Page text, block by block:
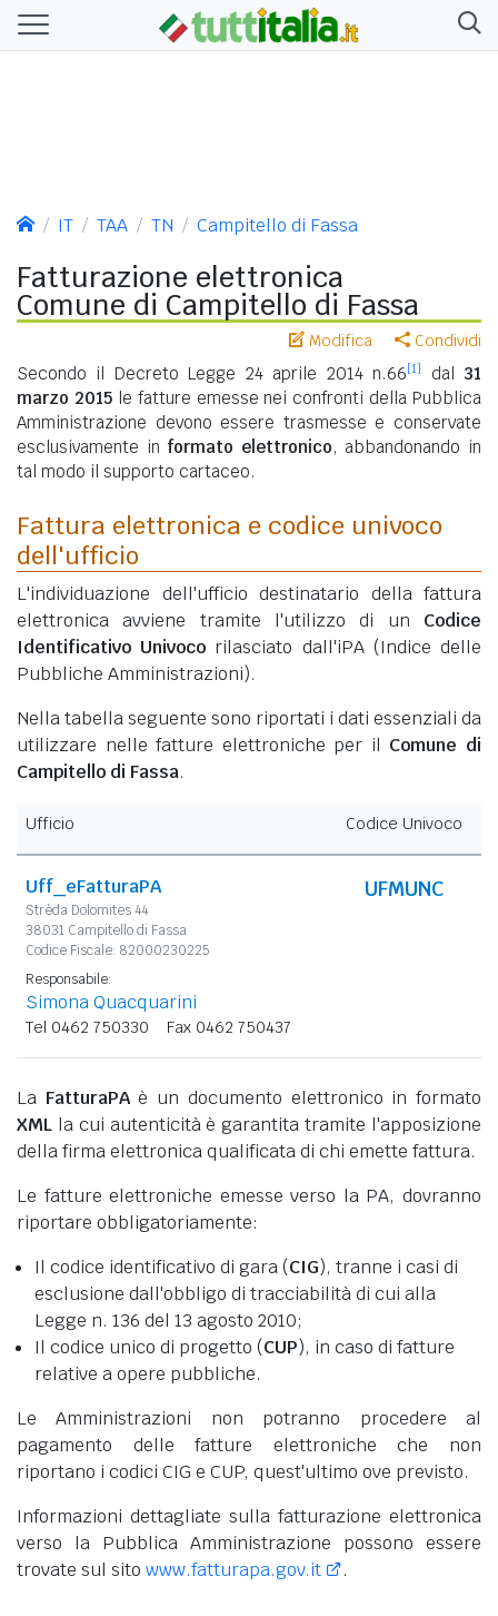
IT TAA TN Campitello di Fassa
Fatturazione elettronica
Comune di Campitello di Fassa
Modifica Condividi
Secondo il Decreto Legge 24 aprile 2014 n.66[1] dal 31
marzo 2015le fatture emesse nei confronti della Pubblica
Amministrazione devono essere trasmesse e conservate
esclusivamente in formato elettronico, abbandonando in
tal modo il supporto cartaceo.
Fattura elettronica e codice univoco
dell'ufficio
L'individuazione dell'ufficio destinatario della fattura
elettronica avviene tramite l'utilizzo di un Codice
Identificativo Univoco rilasciato dall'iPA (Indice delle
Pubbliche Amministrazioni).
Nella tabella seguente sono riportati i dati essenziali da
utilizzare nelle fatture elettroniche per il Comune di
Campitello di Fassa.
Ufficio Codice Univoco
Uff_eFatturaPA
Strèda Dolomites 44
38031 Campitello di Fassa
Codice Fiscale: 82000230225
UFMUNC
Responsabile:
Simona Quacquarini
Tel 0462 750330 Fax 0462 750437
La FatturaPAè un documento elettronico in formato
XML la cui autenticità è garantita tramite l'apposizione
della firma elettronica qualificata di chi emette fattura.
Le fatture elettroniche emesse verso la PA, dovranno
riportare obbligatoriamente:
Il codice identificativo di gara (CIG), tranne i casi di
esclusione dall'obbligo di tracciabilità di cui alla
Legge n. 136 del 13 agosto 2010;
Il codice unico di progetto (CUP), in caso di fatture
relative a opere pubbliche.
Le Amministrazioni non potranno procedere al
pagamento delle fatture elettroniche che non
riportano i codici CIG e CUP, quest'ultimo ove previsto.
Informazioni dettagliate sulla fatturazione elettronica
verso la Pubblica Amministrazione possono essere
trovate sul sito www.fatturapa.gov.it .